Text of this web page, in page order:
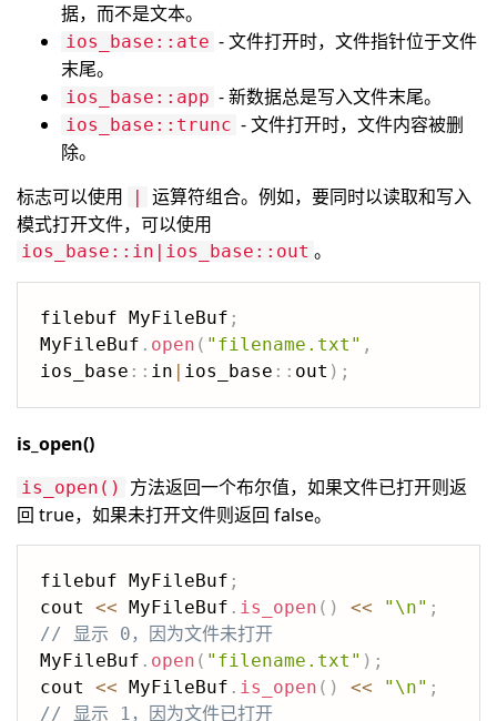
据，而不是文本。
ios_base::ate - 文件打开时，文件指针位于文件
末尾。
ios_base::app - 新数据总是写入文件末尾。
ios_base::trunc - 文件打开时，文件内容被删
除。
标志可以使用
|
运算符组合。例如，要同时以读取和写入
模式打开文件，可以使用
ios_base::in|ios_base::out 。
filebuf MyFileBuf ;
MyFileBuf . open ( "filename.txt" ,
ios_base :: in | ios_base :: out ) ;
is_open()
is_open()
方法返回一个布尔值，如果文件已打开则返
回 true，如果未打开文件则返回 false。
filebuf MyFileBuf ;
cout << MyFileBuf . is_open ( ) << "\n" ;
// 显示 0，因为文件未打开
MyFileBuf . open ( "filename.txt" ) ;
cout << MyFileBuf . is_open ( ) << "\n" ;
// 显示 1，因为文件已打开